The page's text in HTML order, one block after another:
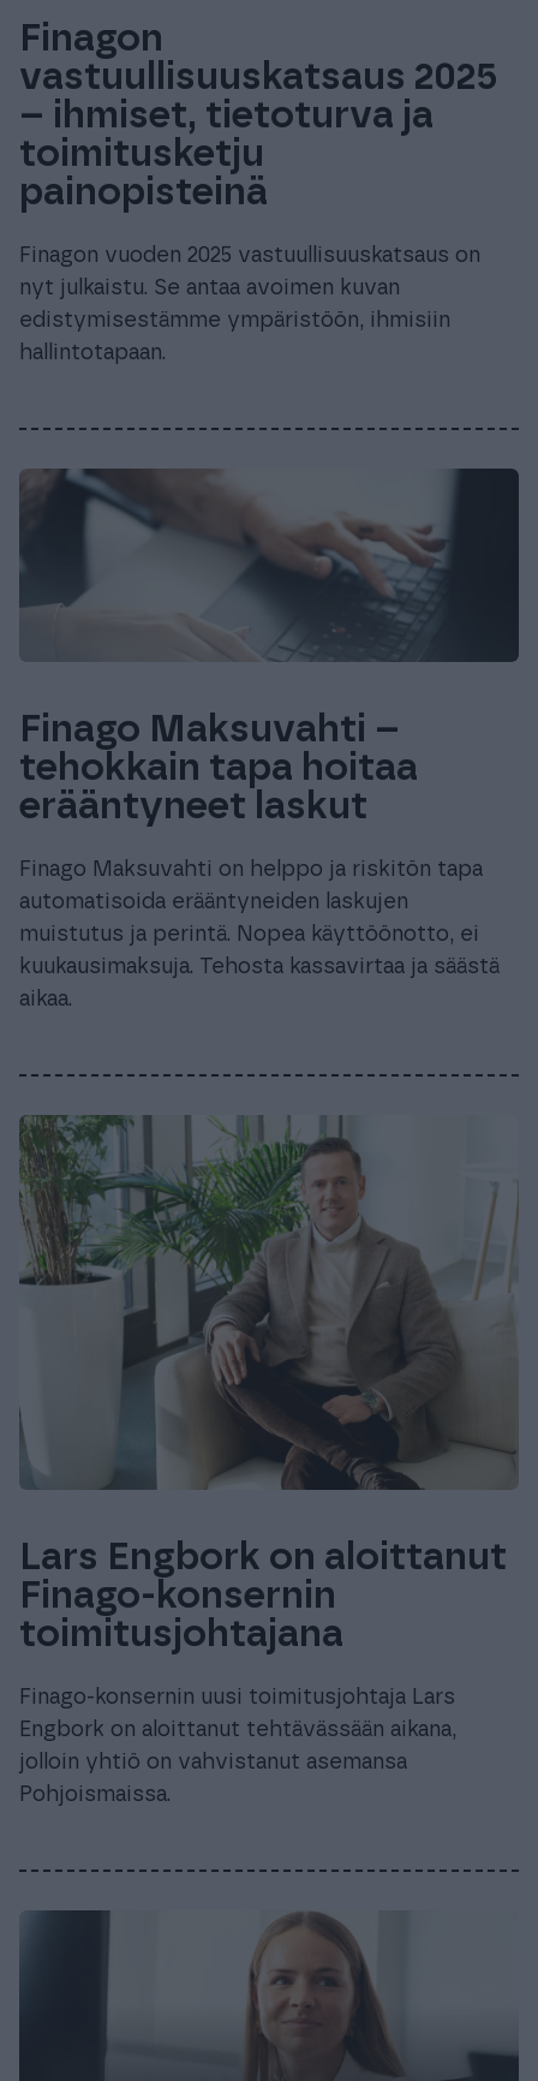
Finagon
vastuullisuuskatsaus 2025
– ihmiset, tietoturva ja
toimitusketju
painopisteinä
Finagon vuoden 2025 vastuullisuuskatsaus on
nyt julkaistu. Se antaa avoimen kuvan
edistymisestämme ympäristöön, ihmisiin
hallintotapaan.
Finago Maksuvahti –
tehokkain tapa hoitaa
erääntyneet laskut
Finago Maksuvahti on helppo ja riskitön tapa
automatisoida erääntyneiden laskujen
muistutus ja perintä. Nopea käyttöönotto, ei
kuukausimaksuja. Tehosta kassavirtaa ja säästä
aikaa.
Lars Engbork on aloittanut
Finago-konsernin
toimitusjohtajana
Finago-konsernin uusi toimitusjohtaja Lars
Engbork on aloittanut tehtävässään aikana,
jolloin yhtiö on vahvistanut asemansa
Pohjoismaissa.